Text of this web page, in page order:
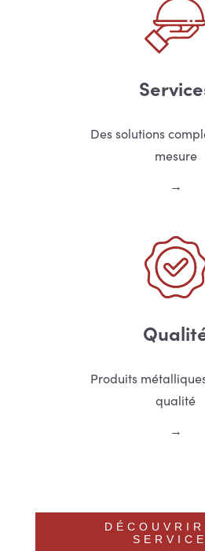
Des solutions
mesure
Produits
qualité